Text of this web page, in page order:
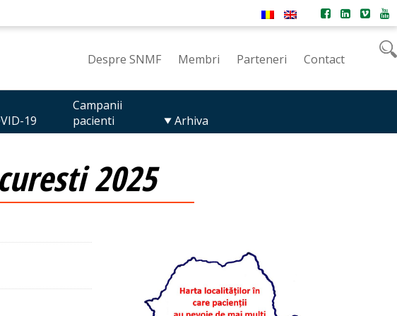
Despre SNMF Membri Parteneri Contact
19
Campanii
pacienti
Arhiva
2025